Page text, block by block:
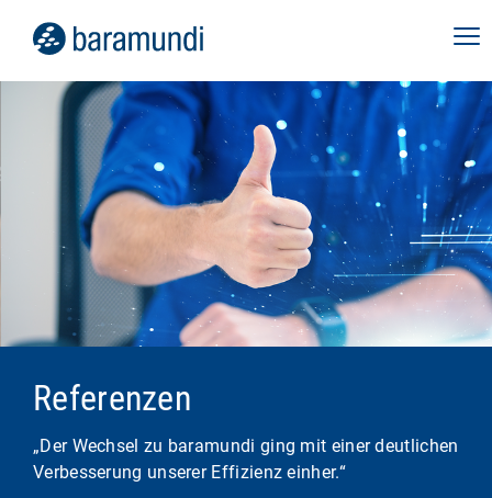
Referenzen
„Der Wechsel zu baramundi ging mit einer deutlichen
Verbesserung unserer Effizienz einher.“